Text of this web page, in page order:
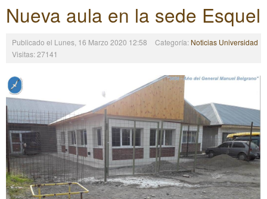
Nueva aula en la sede Esquel
Publicado el Lunes, 16 Marzo 2020 12:58 Categoría: Noticias Universidad
Visitas: 27141